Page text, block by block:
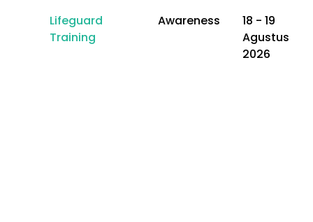
Lifeguard
Training
Awareness
18 - 19
Agustus
2026